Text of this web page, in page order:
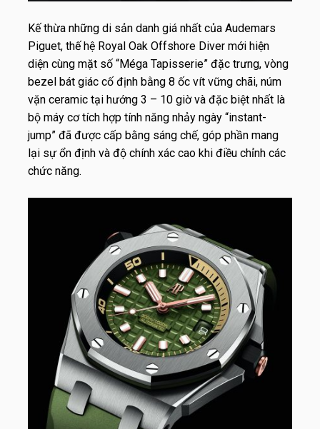
Kế thừa những di sản danh giá nhất của Audemars
Piguet, thế hệ Royal Oak Offshore Diver mới hiện
diện cùng mặt số “Méga Tapisserie” đặc trưng, vòng
bezel bát giác cố định bằng 8 ốc vít vững chãi, núm
vặn ceramic tại hướng 3 – 10 giờ và đặc biệt nhất là
bộ máy cơ tích hợp tính năng nhảy ngày “instant-
jump” đã được cấp bằng sáng chế, góp phần mang
lại sự ổn định và độ chính xác cao khi điều chỉnh các
chức năng.